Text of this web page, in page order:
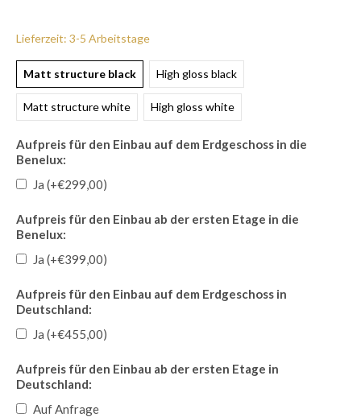
Lieferzeit: 3-5 Arbeitstage
Matt structure black High gloss black
Matt structure white High gloss white
Aufpreis für den Einbau auf dem Erdgeschoss in die
Benelux:
Ja (+€299,00)
Aufpreis für den Einbau ab der ersten Etage in die
Benelux:
Ja (+€399,00)
Aufpreis für den Einbau auf dem Erdgeschoss in
Deutschland:
Ja (+€455,00)
Aufpreis für den Einbau ab der ersten Etage in
Deutschland:
Auf Anfrage